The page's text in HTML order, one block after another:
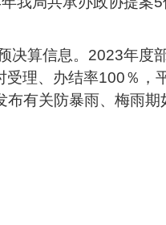
决算信息。2023年
受理、办结率100％
有关防暴雨、梅雨